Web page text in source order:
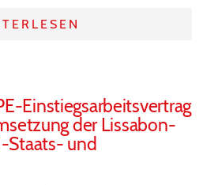
Einstiegsarbeitsvertrag
der Lissabon-
Staats- und